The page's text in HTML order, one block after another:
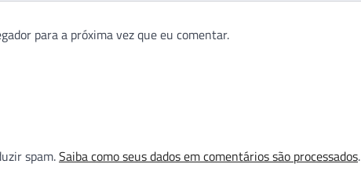
para a próxima vez que eu comentar.
spam.Saiba como seus dados em comentários são processados.